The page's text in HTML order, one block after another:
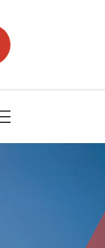
site